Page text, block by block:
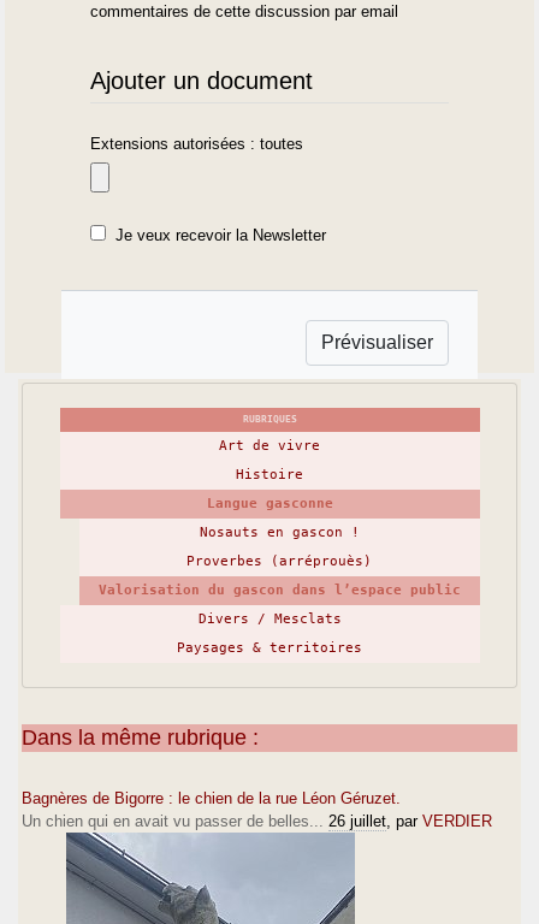
commentaires de cette discussion par email
Ajouter un document
Extensions autorisées : toutes
Je veux recevoir la Newsletter
RUBRIQUES
Art de vivre
Histoire
Langue gasconne
Nosauts en gascon !
Proverbes (arréprouès)
Valorisation du gascon dans l’espace public
Divers / Mesclats
Paysages & territoires
Dans la même rubrique :
Bagnères de Bigorre : le chien de la rue Léon Géruzet.
Un chien qui en avait vu passer de belles...
26 juillet , par VERDIER